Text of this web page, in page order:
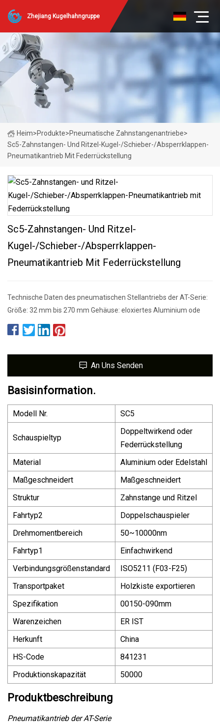
Zhejiang Kugelhahngruppe
Heim>Produkte>Pneumatische Zahnstangenantriebe>
Sc5-Zahnstangen- Und Ritzel-Kugel-/Schieber-/Absperrklappen-
Pneumatikantrieb Mit Federrückstellung
Sc5-Zahnstangen- Und Ritzel-
Kugel-/Schieber-/Absperrklappen-
Pneumatikantrieb Mit Federrückstellung
Technische Daten des pneumatischen Stellantriebs der AT-Serie:
Größe: 32 mm bis 270 mm Gehäuse: eloxiertes Aluminium ode
An Uns Senden
Basisinformation.
Modell Nr. SC5
Schauspieltyp
Doppeltwirkend oder
Federrückstellung
Material
Aluminium oder Edelstahl
Maßgeschneidert
Maßgeschneidert
Struktur
Zahnstange und Ritzel
Fahrtyp2
Doppelschauspieler
Drehmomentbereich
50~10000nm
Fahrtyp1
Einfachwirkend
Verbindungsgrößenstandard
ISO5211 (F03-F25)
Transportpaket
Holzkiste exportieren
Spezifikation
00150-090mm
Warenzeichen
ER IST
Herkunft
China
HS-Code
841231
Produktionskapazität
50000
Produktbeschreibung
Pneumatikantrieb der AT-Serie